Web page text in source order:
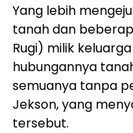
Yang lebih
tanah dan
Rugi) milik
hubungannya
semuanya tanpa
Jekson, yang
tersebut.